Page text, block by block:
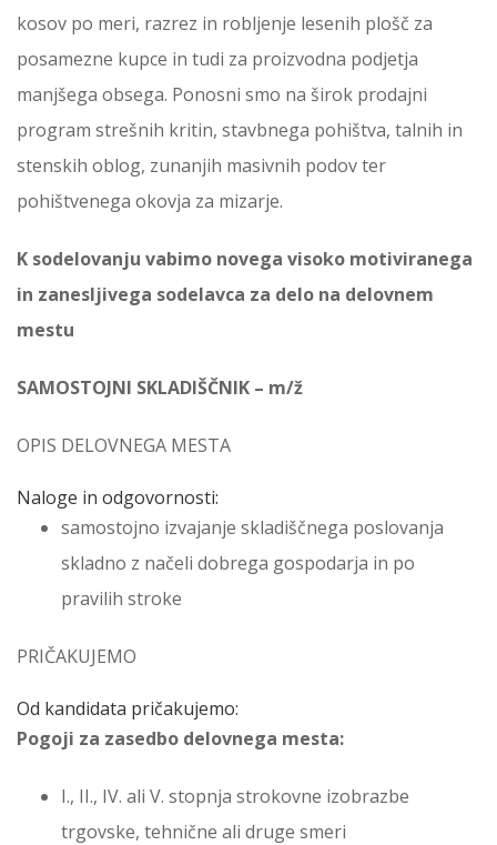
kosov po meri, razrez in robljenje lesenih plošč za
posamezne kupce in tudi za proizvodna podjetja
manjšega obsega. Ponosni smo na širok prodajni
program strešnih kritin, stavbnega pohištva, talnih in
stenskih oblog, zunanjih masivnih podov ter
pohištvenega okovja za mizarje.
K sodelovanju vabimo novega visoko motiviranega
in zanesljivega sodelavca za delo na delovnem
mestu
SAMOSTOJNI SKLADIŠČNIK – m/ž
OPIS DELOVNEGA MESTA
Naloge in odgovornosti:
samostojno izvajanje skladiščnega poslovanja
skladno z načeli dobrega gospodarja in po
pravilih stroke
PRIČAKUJEMO
Od kandidata pričakujemo:
Pogoji za zasedbo delovnega mesta:
I., II., IV. ali V. stopnja strokovne izobrazbe
trgovske, tehnične ali druge smeri